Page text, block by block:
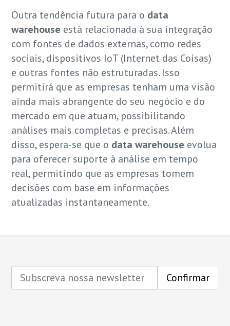
Outra tendência futura para o data
warehouse está relacionada à sua integração
com fontes de dados externas, como redes
sociais, dispositivos IoT (Internet das Coisas)
e outras fontes não estruturadas. Isso
permitirá que as empresas tenham uma visão
ainda mais abrangente do seu negócio e do
mercado em que atuam, possibilitando
análises mais completas e precisas. Além
disso, espera-se que o data warehouse evolua
para oferecer suporte à análise em tempo
real, permitindo que as empresas tomem
decisões com base em informações
atualizadas instantaneamente.